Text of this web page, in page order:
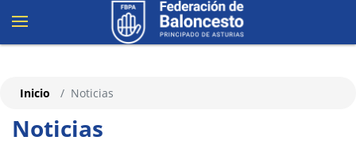
Noticias
Inicio Noticias